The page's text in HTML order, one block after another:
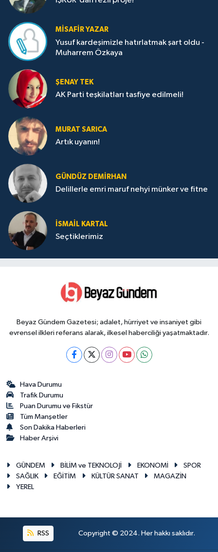
MISAFIR YAZAR
Yusuf kardeşimizle hatırlatmak şart oldu -
Muharrem Özkaya
ŞENAY TEK
AK Parti teşkilatları tasfiye edilmeli!
MURAT SARICA
Artık uyanın!
GÜNDÜZ DEMIRHAN
Delillerle emri maruf nehyi münker ve fitne
İSMAIL KARTAL
Seçtiklerimiz
Beyaz Gündem Gazetesi; adalet, hürriyet ve insaniyet gibi
evrensel ilkleri referans alarak, ilkesel haberciliği yaşatmaktadır.
Hava Durumu
Trafik Durumu
Puan Durumu ve Fikstür
Tüm Manşetler
Son Dakika Haberleri
Haber Arşivi
GÜNDEM BİLİM ve TEKNOLOJİ EKONOMİ
SPOR
SAĞLIK
EĞİTİM KÜLTÜR SANAT
MAGAZİN
YEREL
RSS Copyright © 2024. Her hakkı saklıdır.